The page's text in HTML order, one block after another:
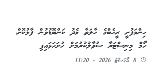
ހިންމަފުށީ ރީހެބްގެ ހާލަތާ މެދު ކަންބޮޑުވުން ފާޅުކޮށް،
ހޯމް މިނިސްޓަރާ ސުވާލުކުރުމަށް ހުށަހަޅައިފި
8 އޯގަސްޓު 2026 - 11:20